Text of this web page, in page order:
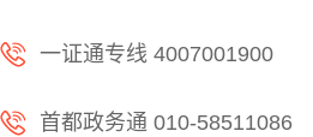
一证通专线 4007001900
首都政务通 010-58511086